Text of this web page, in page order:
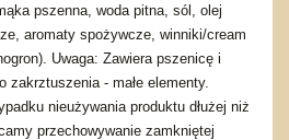
pszenna, woda pitna, sól, olej
aromaty spożywcze, winniki/cream
Uwaga: Zawiera pszenicę i
zakrztuszenia - małe elementy.
nieużywania produktu dłużej niż
przechowywanie zamkniętej